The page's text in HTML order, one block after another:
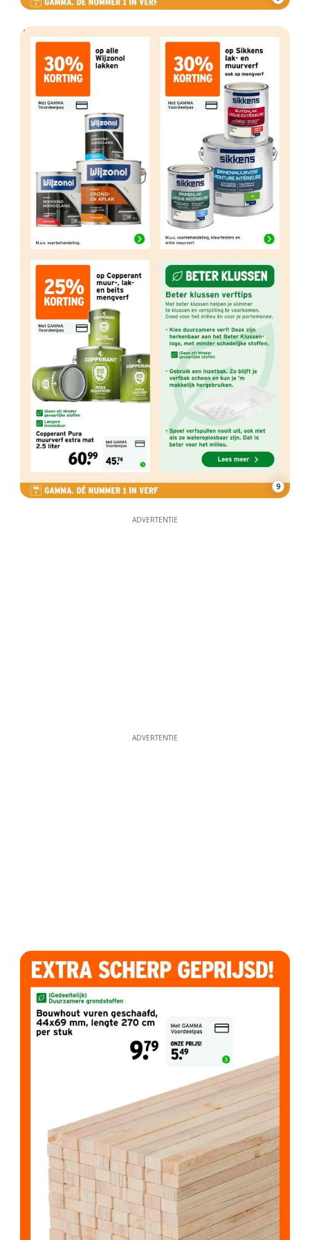
9
ADVERTENTIE
ADVERTENTIE